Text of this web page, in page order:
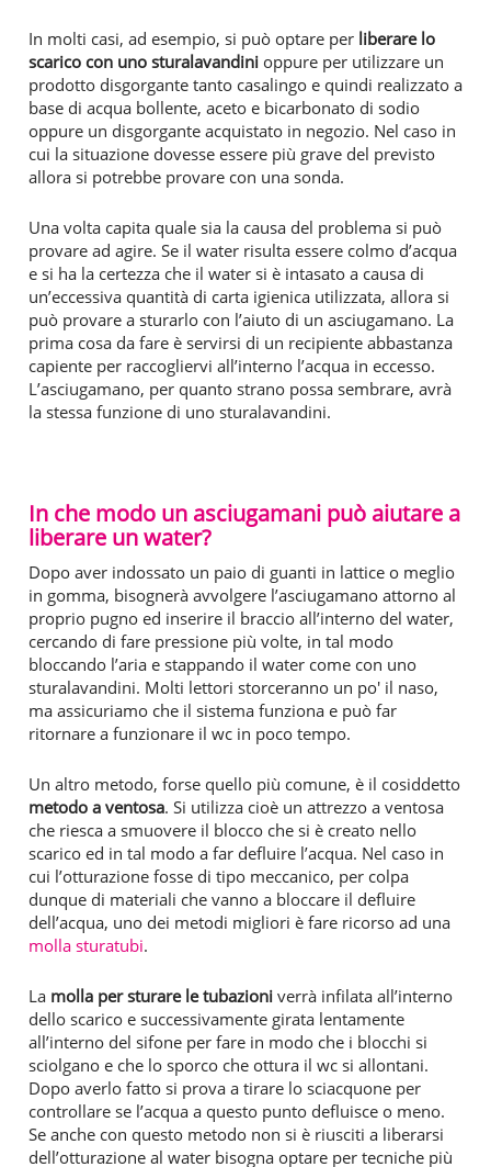
In molti casi, ad esempio, si può optare per liberare lo
scarico con uno sturalavandini oppure per utilizzare un
prodotto disgorgante tanto casalingo e quindi realizzato a
base di acqua bollente, aceto e bicarbonato di sodio
oppure un disgorgante acquistato in negozio. Nel caso in
cui la situazione dovesse essere più grave del previsto
allora si potrebbe provare con una sonda.
Una volta capita quale sia la causa del problema si può
provare ad agire. Se il water risulta essere colmo d’acqua
e si ha la certezza che il water si è intasato a causa di
un’eccessiva quantità di carta igienica utilizzata, allora si
può provare a sturarlo con l’aiuto di un asciugamano. La
prima cosa da fare è servirsi di un recipiente abbastanza
capiente per raccogliervi all’interno l’acqua in eccesso.
L’asciugamano, per quanto strano possa sembrare, avrà
la stessa funzione di uno sturalavandini.
In che modo un asciugamani può aiutare a
liberare un water?
Dopo aver indossato un paio di guanti in lattice o meglio
in gomma, bisognerà avvolgere l’asciugamano attorno al
proprio pugno ed inserire il braccio all’interno del water,
cercando di fare pressione più volte, in tal modo
bloccando l’aria e stappando il water come con uno
sturalavandini. Molti lettori storceranno un po' il naso,
ma assicuriamo che il sistema funziona e può far
ritornare a funzionare il wc in poco tempo.
Un altro metodo, forse quello più comune, è il cosiddetto
metodo a ventosa. Si utilizza cioè un attrezzo a ventosa
che riesca a smuovere il blocco che si è creato nello
scarico ed in tal modo a far defluire l’acqua. Nel caso in
cui l’otturazione fosse di tipo meccanico, per colpa
dunque di materiali che vanno a bloccare il defluire
dell’acqua, uno dei metodi migliori è fare ricorso ad una
molla sturatubi.
La molla per sturare le tubazioni verrà infilata all’interno
dello scarico e successivamente girata lentamente
all’interno del sifone per fare in modo che i blocchi si
sciolgano e che lo sporco che ottura il wc si allontani.
Dopo averlo fatto si prova a tirare lo sciacquone per
controllare se l’acqua a questo punto defluisce o meno.
Se anche con questo metodo non si è riusciti a liberarsi
dell’otturazione al water bisogna optare per tecniche più